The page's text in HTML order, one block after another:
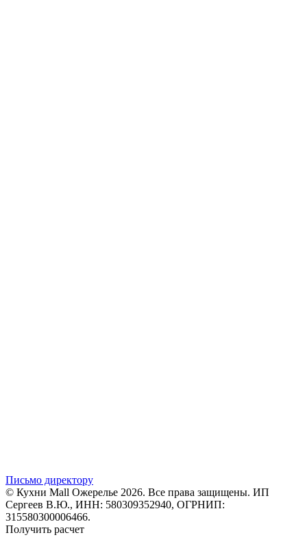
Письмо директору
© Кухни Mall Ожерелье 2026. Все права защищены. ИП
Сергеев В.Ю., ИНН: 580309352940, ОГРНИП:
315580300006466.
Получить расчет